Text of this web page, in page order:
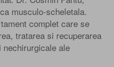
musculo-scheletala.
complet care se
tratarea si recuperarea
ale